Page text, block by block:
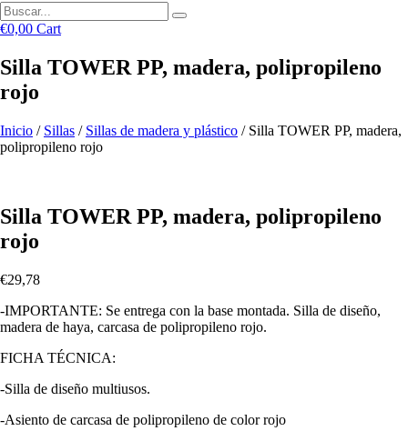
€0,00 Cart
Silla TOWER PP, madera, polipropileno
rojo
Inicio / Sillas / Sillas de madera y plástico / Silla TOWER PP, madera,
polipropileno rojo
Silla TOWER PP, madera, polipropileno
rojo
€29,78
-IMPORTANTE: Se entrega con la base montada. Silla de diseño,
madera de haya, carcasa de polipropileno rojo.
FICHA TÉCNICA:
-Silla de diseño multiusos.
-Asiento de carcasa de polipropileno de color rojo